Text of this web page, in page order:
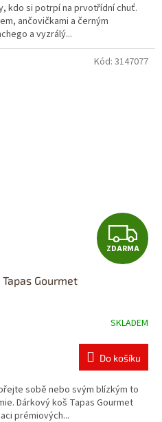
kdo si potrpí na prvotřídní chuť.
ančovičkami a černým
a vyzrálý...
Z
D
R
M
A
ZDARMA
Gourmet
SKLADEM
Do košíku
sobě nebo svým blízkým to
Dárkový koš Tapas Gourmet
prémiových...
Kód: 3147077